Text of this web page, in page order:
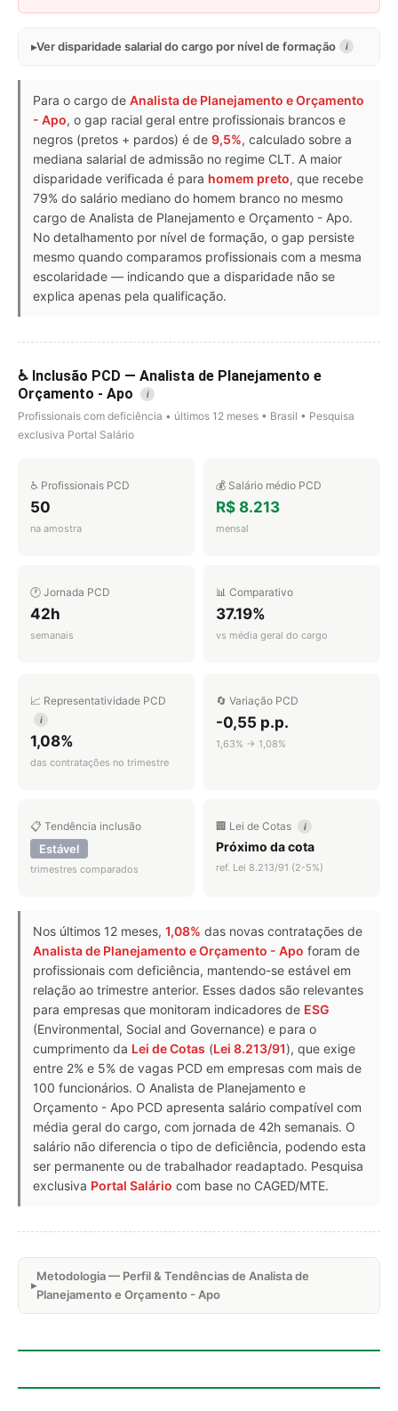
Ver disparidade salarial do cargo por nível de formação i
Para o cargo de Analista de Planejamento e Orçamento
- Apo, o gap racial geral entre profissionais brancos e
negros (pretos + pardos) é de 9,5%, calculado sobre a
mediana salarial de admissão no regime CLT. A maior
disparidade verificada é para homem preto, que recebe
79% do salário mediano do homem branco no mesmo
cargo de Analista de Planejamento e Orçamento - Apo.
No detalhamento por nível de formação, o gap persiste
mesmo quando comparamos profissionais com a mesma
escolaridade — indicando que a disparidade não se
explica apenas pela qualificação.
♿ Inclusão PCD — Analista de Planejamento e
Orçamento - Apo
i
Profissionais com deficiência • últimos 12 meses • Brasil • Pesquisa
exclusiva Portal Salário
♿ Profissionais PCD
50
na amostra
💰 Salário médio PCD
R$ 8.213
mensal
🕐 Jornada PCD
42h
semanais
📊 Comparativo
37.19%
vs média geral do cargo
📈 Representatividade PCD
i
1,08%
das contratações no trimestre
🔄 Variação PCD
-0,55 p.p.
1,63% → 1,08%
📋 Tendência inclusão
Estável
trimestres comparados
🏢 Lei de Cotas i
Próximo da cota
ref. Lei 8.213/91 (2-5%)
Nos últimos 12 meses, 1,08% das novas contratações de
Analista de Planejamento e Orçamento - Apo foram de
profissionais com deficiência, mantendo-se estável em
relação ao trimestre anterior. Esses dados são relevantes
para empresas que monitoram indicadores de ESG
(Environmental, Social and Governance) e para o
cumprimento da Lei de Cotas (Lei 8.213/91), que exige
entre 2% e 5% de vagas PCD em empresas com mais de
100 funcionários. O Analista de Planejamento e
Orçamento - Apo PCD apresenta salário compatível com
média geral do cargo, com jornada de 42h semanais. O
salário não diferencia o tipo de deficiência, podendo esta
ser permanente ou de trabalhador readaptado. Pesquisa
exclusiva Portal Salário com base no CAGED/MTE.
Metodologia — Perfil & Tendências de Analista de
Planejamento e Orçamento - Apo